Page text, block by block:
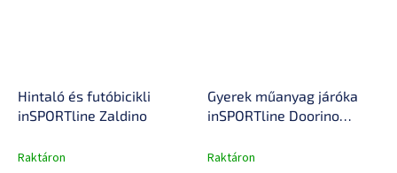
Hintaló és futóbicikli
inSPORTline Zaldino
Raktáron
Gyerek műanyag járóka
inSPORTline Doorino
Raktáron